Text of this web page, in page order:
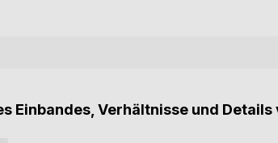
Einbandes, Verhältnisse und